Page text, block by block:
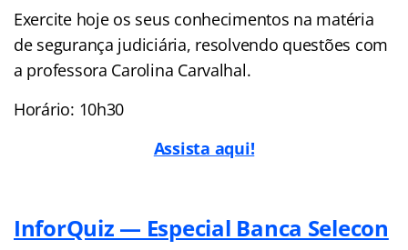
Exercite hoje os seus conhecimentos na matéria
de segurança judiciária, resolvendo questões com
a professora Carolina Carvalhal.
Horário: 10h30
Assista aqui!
InforQuiz — Especial Banca Selecon